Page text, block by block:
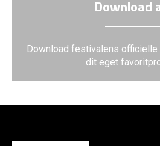
Download
Download festivalens
dit eget